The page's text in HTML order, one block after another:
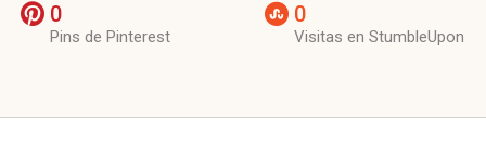
0
Pins de Pinterest
0
Visitas en StumbleUpon